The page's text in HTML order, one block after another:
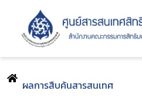
ผลการสืบค้นสารสนเทศ